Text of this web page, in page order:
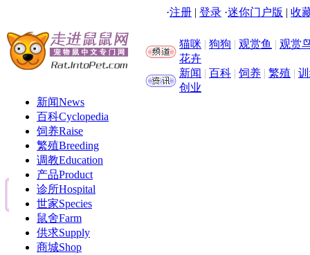
·注册 | 登录 ·迷你门户版 | 收
猫咪 | 狗狗 | 观赏鱼 | 观赏
花卉
新闻 | 百科 | 饲养 | 繁殖 |
创业
新闻News
百科Cyclopedia
饲养Raise
繁殖Breeding
调教Education
产品Product
诊所Hospital
世家Species
鼠舍Farm
供求Supply
商城Shop